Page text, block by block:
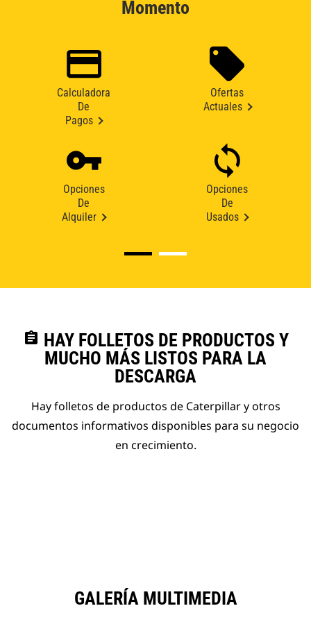
Momento
Calculadora
De
Pagos
Ofertas
Actuales
Opciones
De
Alquiler
Opciones
De
Usados
assignment HAY FOLLETOS DE PRODUCTOS Y
MUCHO MÁS LISTOS PARA LA
DESCARGA
Hay folletos de productos de Caterpillar y otros
documentos informativos disponibles para su negocio
en crecimiento.
GALERÍA MULTIMEDIA